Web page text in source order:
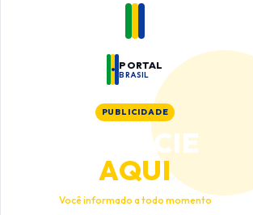
PORTAL
BRASIL
PUBLICIDADE
ANUNCIE
AQUI
Você informado a todo momento